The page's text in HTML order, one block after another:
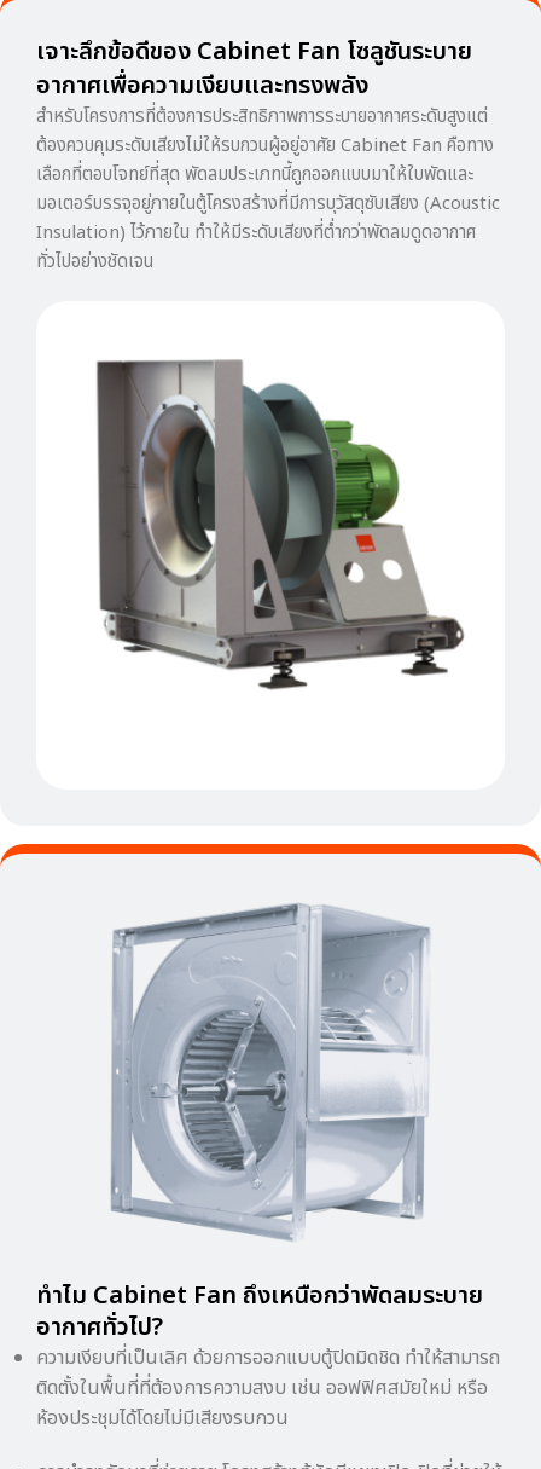
เจาะลึกข้อดีของ Cabinet Fan โซลูชันระบาย
อากาศเพื่อความเงียบและทรงพลัง
สำหรับโครงการที่ต้องการประสิทธิภาพการระบายอากาศระดับสูงแต่
ต้องควบคุมระดับเสียงไม่ให้รบกวนผู้อยู่อาศัย Cabinet Fan คือทาง
เลือกที่ตอบโจทย์ที่สุด พัดลมประเภทนี้ถูกออกแบบมาให้ใบพัดและ
มอเตอร์บรรจุอยู่ภายในตู้โครงสร้างที่มีการบุวัสดุซับเสียง (Acoustic
Insulation) ไว้ภายใน ทำให้มีระดับเสียงที่ต่ำกว่าพัดลมดูดอากาศ
ทั่วไปอย่างชัดเจน
ทำไม Cabinet Fan ถึงเหนือกว่าพัดลมระบาย
อากาศทั่วไป?
ความเงียบที่เป็นเลิศ ด้วยการออกแบบตู้ปิดมิดชิด ทำให้สามารถ
ติดตั้งในพื้นที่ที่ต้องการความสงบ เช่น ออฟฟิศสมัยใหม่ หรือ
ห้องประชุมได้โดยไม่มีเสียงรบกวน